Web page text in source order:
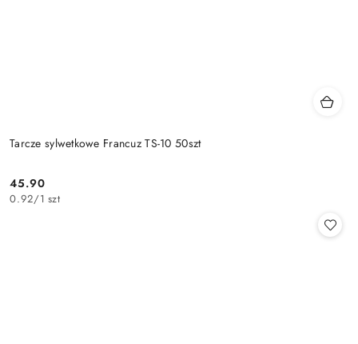
Tarcze sylwetkowe Francuz TS-10 50szt
Cena:
45.90
0.92/1 szt